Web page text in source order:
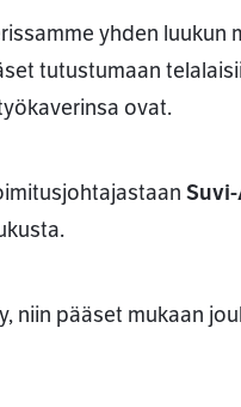
yhden luukun
tutustumaan
ovat.
niin pääset mukaan